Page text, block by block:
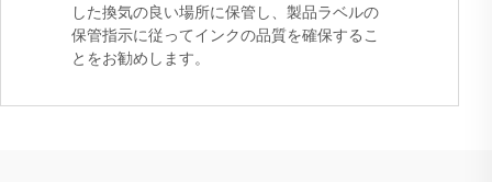
した換気の良い場所に保管し、製品ラベルの
保管指示に従ってインクの品質を確保するこ
とをお勧めします。